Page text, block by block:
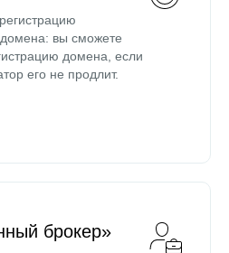
вы сможете
домена, если
его не продлит.
брокер»